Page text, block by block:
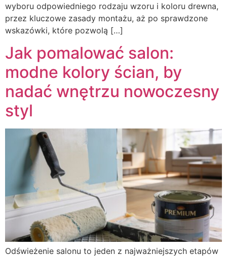
wyboru odpowiedniego rodzaju wzoru i koloru drewna,
przez kluczowe zasady montażu, aż po sprawdzone
wskazówki, które pozwolą […]
Jak pomalować salon:
modne kolory ścian, by
nadać wnętrzu nowoczesny
styl
Odświeżenie salonu to jeden z najważniejszych etapów